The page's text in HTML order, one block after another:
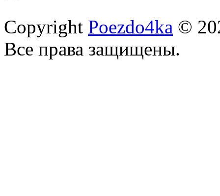
Copyright Poezdo4ka ©
Все права защищены.